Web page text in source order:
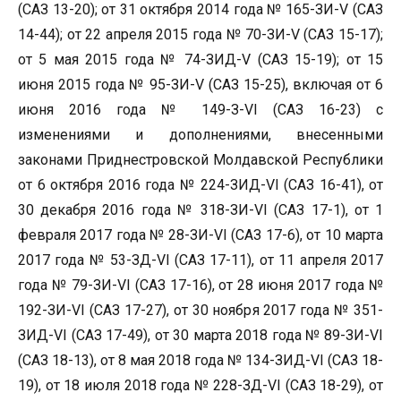
(САЗ 13-20); от 31 октября 2014 года № 165-ЗИ-V (САЗ
14-44); от 22 апреля 2015 года № 70-ЗИ-V (САЗ 15-17);
от 5 мая 2015 года № 74-ЗИД-V (САЗ 15-19); от 15
июня 2015 года № 95-ЗИ-V (САЗ 15-25), включая от 6
июня 2016 года № 149-З-VI (САЗ 16-23) с
изменениями и дополнениями, внесенными
законами Приднестровской Молдавской Республики
от 6 октября 2016 года № 224-ЗИД-VI (САЗ 16-41), от
30 декабря 2016 года № 318-ЗИ-VI (САЗ 17-1), от 1
февраля 2017 года № 28-ЗИ-VI (САЗ 17-6), от 10 марта
2017 года № 53-ЗД-VI (САЗ 17-11), от 11 апреля 2017
года № 79-ЗИ-VI (САЗ 17-16), от 28 июня 2017 года №
192-ЗИ-VI (САЗ 17-27), от 30 ноября 2017 года № 351-
ЗИД-VI (САЗ 17-49), от 30 марта 2018 года № 89-ЗИ-VI
(САЗ 18-13), от 8 мая 2018 года № 134-ЗИД-VI (САЗ 18-
19), от 18 июля 2018 года № 228-ЗД-VI (САЗ 18-29), от